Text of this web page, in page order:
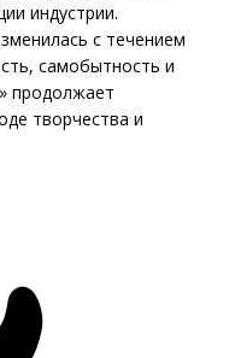
индустрии.
с течением
самобытность и
продолжает
творчества и